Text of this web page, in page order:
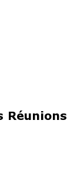
Réunions